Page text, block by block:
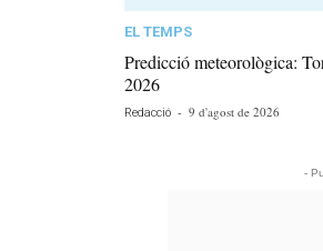
EL TEMPS
Predicció meteorològica:
2026
Redacció - 9 d'agost de 2026
-